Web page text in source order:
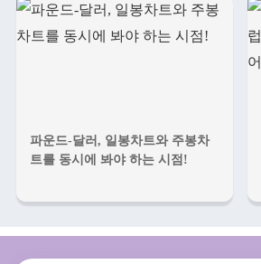
파운드-달러, 일봉차트와 주봉차
트를 동시에 봐야 하는 시점!